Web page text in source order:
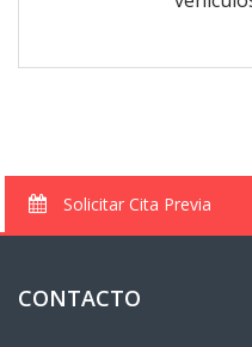
Solicitar Cita Previa
CONTACTO